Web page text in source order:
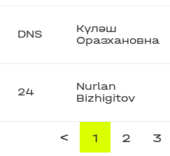
DNS
Күләш
Оразхановна
24
Nurlan
Bizhigitov
< 1 2 3